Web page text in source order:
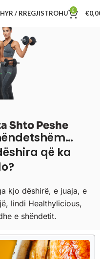
HYR / RREGJISTROHU 0 €
Shto Peshe
që ka
kjo dëshirë, e juaja, e
lindi Healthylicious,
e shëndetit.